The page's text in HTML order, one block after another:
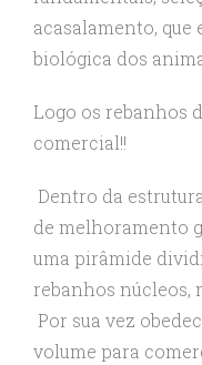
acasalamento,
biológica dos
Logo os rebanhos
comercial!!
Dentro da
de melhoramento
uma pirâmide
rebanhos núcleos,
Por sua vez
volume para